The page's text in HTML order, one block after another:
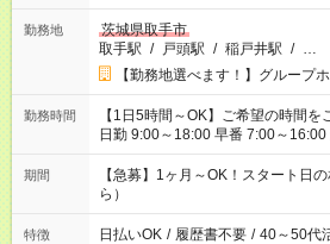
勤務地
茨城県取手市
取手駅 / 戸頭駅 / 稲戸井駅 / …
【勤務地選べます！】グループ
勤務時間
【1日5時間～OK】ご希望の時間をご相談
日勤 9:00～18:00 早番 7:00～
短 10:00～15:00 上記はあくまで一例です。 「夕方までには帰宅
しておきたい」 「朝はゆっくりの
間を有効に使いたい」 など、ご希
ね。
期間
【急募】1ヶ月～OK！スタート日
ら）
特徴 日払いOK / 履歴書不要 / 40～50代